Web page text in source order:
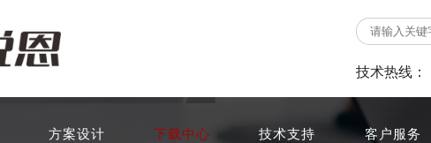
技术热线：
方案设计 下载中心 技术支持 客户服务